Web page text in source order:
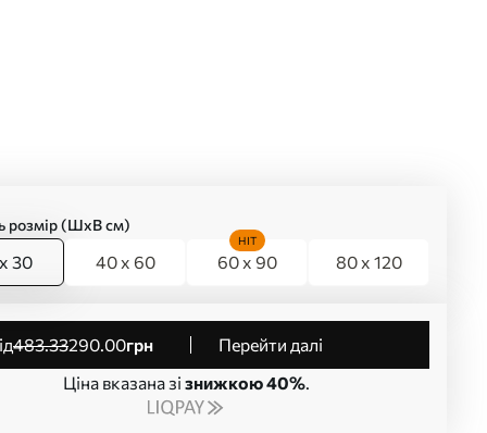
розмір (ШхВ см)
30 40 x 60 60 x 90
HIT
80 x 120
від483.33290.00грн
Перейти далі
Ціна вказана зі знижкою 40%.